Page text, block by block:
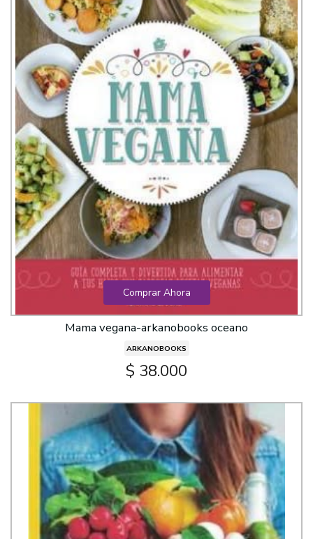
Comprar Ahora
Mama vegana-arkanobooks oceano
ARKANOBOOKS
$ 38.000